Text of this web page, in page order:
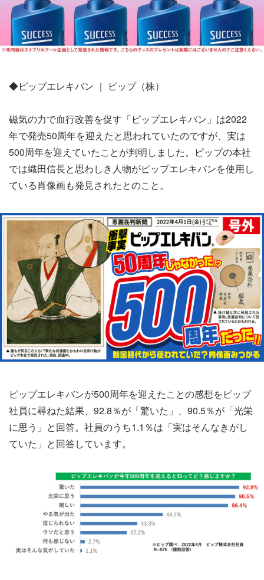
◆ピップエレキバン ｜ ピップ（株）
磁気の力で血行改善を促す「ピップエレキバン」は2022
年で発売50周年を迎えたと思われていたのですが、実は
500周年を迎えていたことが判明しました。ピップの本社
では織田信長と思わしき人物がピップエレキバンを使用し
ている肖像画も発見されたとのこと。
ピップエレキバンが500周年を迎えたことの感想をピップ
社員に尋ねた結果、92.8％が「驚いた」、90.5％が「光栄
に思う」と回答。社員のうち1.1％は「実はそんなきがし
ていた」と回答しています。